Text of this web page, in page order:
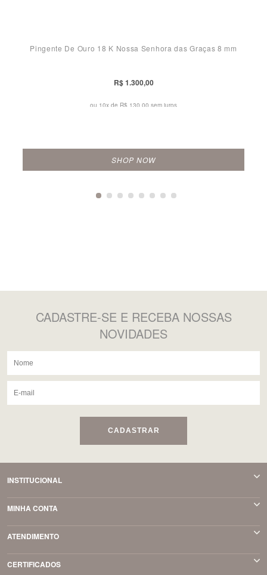
Pingente De Ouro 18 K Nossa Senhora das Graças 8 mm
R$ 1.300,00
ou 10x de R$ 130,00 sem juros
SHOP NOW
CADASTRE-SE E RECEBA NOSSAS
NOVIDADES
CADASTRAR
INSTITUCIONAL
MINHA CONTA
ATENDIMENTO
CERTIFICADOS